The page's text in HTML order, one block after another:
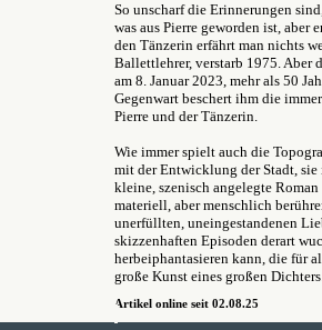
So unscharf die Erinnerungen
was aus Pierre geworden ist, aber
den Tänzerin erfährt man nichts
Ballettlehrer, verstarb 1975. Aber
am 8. Januar 2023, mehr als 50
Gegenwart beschert ihm die
Pierre und der Tänzerin.
Wie immer spielt auch die
mit der Entwicklung der Stadt,
kleine, szenisch angelegte
materiell, aber menschlich
unerfüllten, uneingestandenen
skizzenhaften Episoden derart
herbeiphantasieren kann, die für
große Kunst eines großen
Artikel online seit 02.08.25